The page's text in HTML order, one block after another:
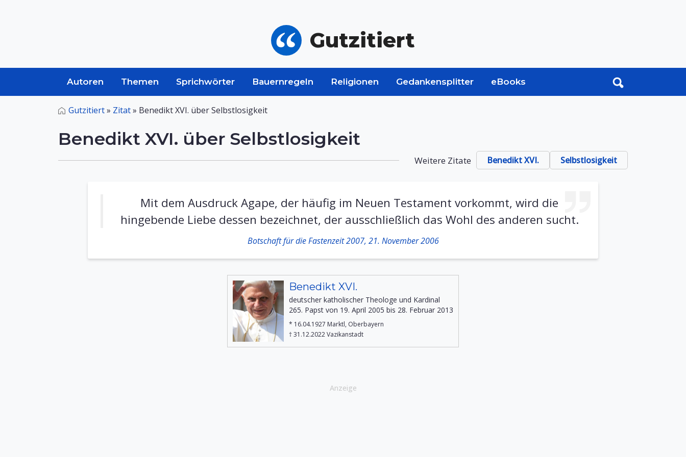
Gutzitiert
Autoren Themen Sprichwörter Bauernregeln Religionen Gedankensplitter eBooks
Gutzitiert» Zitat» Benedikt XVI. über Selbstlosigkeit
Benedikt XVI. über Selbstlosigkeit
Weitere Zitate Benedikt XVI. Selbstlosigkeit
Mit dem Ausdruck Agape, der häufig im Neuen Testament vorkommt, wird die
hingebende Liebe dessen bezeichnet, der ausschließlich das Wohl des anderen sucht.
Botschaft für die Fastenzeit 2007, 21. November 2006
Benedikt XVI.
deutscher katholischer Theologe und Kardinal
265. Papst von 19. April 2005 bis 28. Februar 2013
* 16.04.1927 Marktl, Oberbayern
† 31.12.2022 Vazikanstadt
Anzeige